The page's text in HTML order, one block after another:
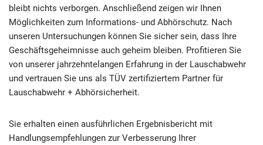
bleibt nichts verborgen. Anschließend zeigen wir Ihnen
Möglichkeiten zum Informations- und Abhörschutz. Nach
unseren Untersuchungen können Sie sicher sein, dass Ihre
Geschäftsgeheimnisse auch geheim bleiben. Profitieren Sie
von unserer jahrzehntelangen Erfahrung in der Lauschabwehr
und vertrauen Sie uns als TÜV zertifiziertem Partner für
Lauschabwehr + Abhörsicherheit.
Sie erhalten einen ausführlichen Ergebnisbericht mit
Handlungsempfehlungen zur Verbesserung Ihrer